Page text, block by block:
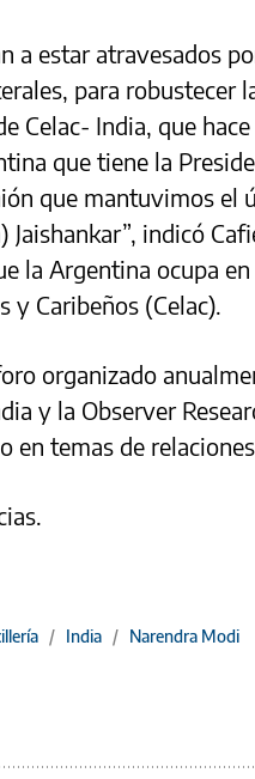
a estar atravesados
para robustecer
Celac- India, que
que tiene la
que mantuvimos el
indicó
la Argentina ocupa
y Caribeños (Celac).
organizado
y la Observer
en temas de
/ India / Narendra Modi